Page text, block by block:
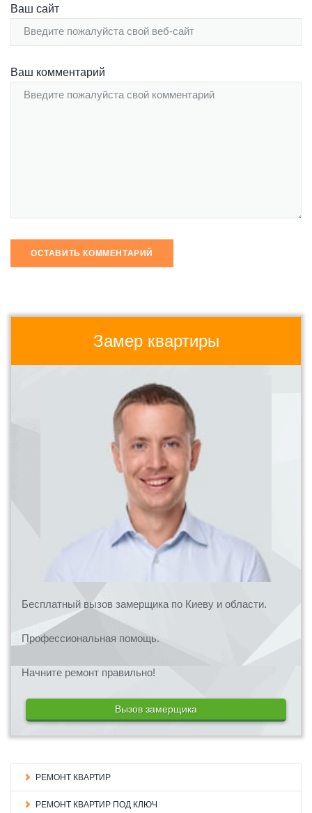
Ваш сайт
Ваш комментарий
Замер квартиры
Бесплатный вызов замерщика по Киеву и области.
Профессиональная помощь.
Начните ремонт правильно!
Вызов замерщика
РЕМОНТ КВАРТИР
РЕМОНТ КВАРТИР ПОД КЛЮЧ